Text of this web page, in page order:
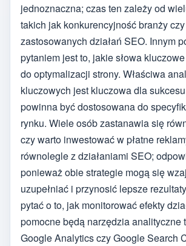
jednoznaczna; czas ten zależy od
takich jak konkurencyjność branży
zastosowanych działań SEO. Innym
pytaniem jest to, jakie słowa
do optymalizacji strony. Właściwa
kluczowych jest kluczowa dla
powinna być dostosowana do
rynku. Wiele osób zastanawia się
czy warto inwestować w płatne
równolegle z działaniami SEO;
ponieważ obie strategie mogą się
uzupełniać i przynosić lepsze
pytać o to, jak monitorować efekty
pomocne będą narzędzia analityczne
Google Analytics czy Google Search